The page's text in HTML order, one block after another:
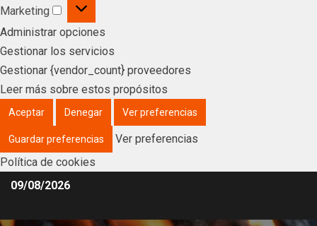
Marketing
Administrar opciones
Gestionar los servicios
Gestionar {vendor_count} proveedores
Leer más sobre estos propósitos
Aceptar Denegar Ver preferencias
Guardar preferencias
Ver preferencias
Política de cookies
09/08/2026